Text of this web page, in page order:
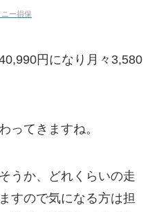
ー損保
円になり月々3,580
ってきますね。
うか、どれくらいの走
すので気になる方は担